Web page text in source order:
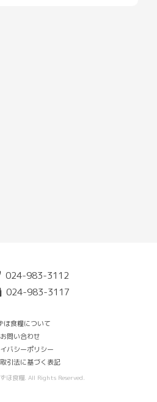
024-983-3112
024-983-3117
ほ食糧について
お問い合わせ
バシーポリシー
引法に基づく表記
ほ食糧. All Rights Reserved.